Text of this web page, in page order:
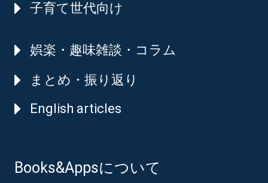
子育て世代向け
娯楽・趣味雑談・コラム
まとめ・振り返り
English articles
Books&Appsについて